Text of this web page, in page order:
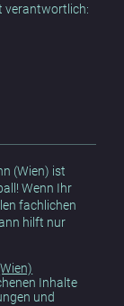
verantwortlich:
(Wien) ist
Wenn Ihr
fachlichen
hilft nur
Inhalte
und